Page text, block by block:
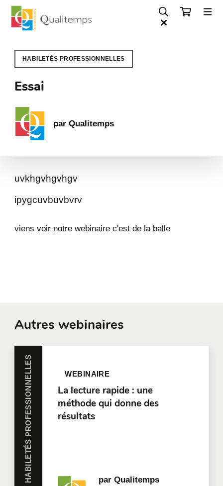
HABILETÉS PROFESSIONNELLES
Essai
par Qualitemps
uvkhgvhgvhgv
ipygcuvbuvbvrv
viens voir notre webinaire c'est de la balle
Autres webinaires
HABILETÉS PROFESSIONNELLES WEBINAIRE
La lecture rapide : une
méthode qui donne des
résultats
parQualitemps